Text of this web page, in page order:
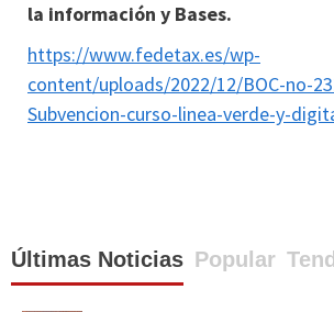
la información y Bases.
https://www.fedetax.es/wp-
content/uploads/2022/12/BOC-no-
Subvencion-curso-linea-verde-y-
Últimas Noticias Popular